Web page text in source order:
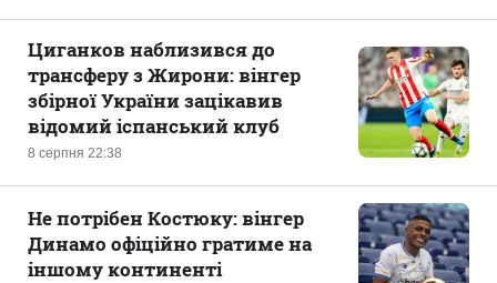
8 серпня 22:38
Циганков наблизився до
трансферу з Жирони: вінгер
збірної України зацікавив
відомий іспанський клуб
Не потрібен Костюку: вінгер
Динамо офіційно гратиме на
іншому континенті